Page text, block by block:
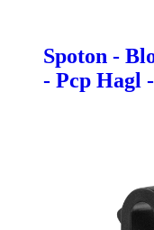
Spoton -
- Pcp Hagl